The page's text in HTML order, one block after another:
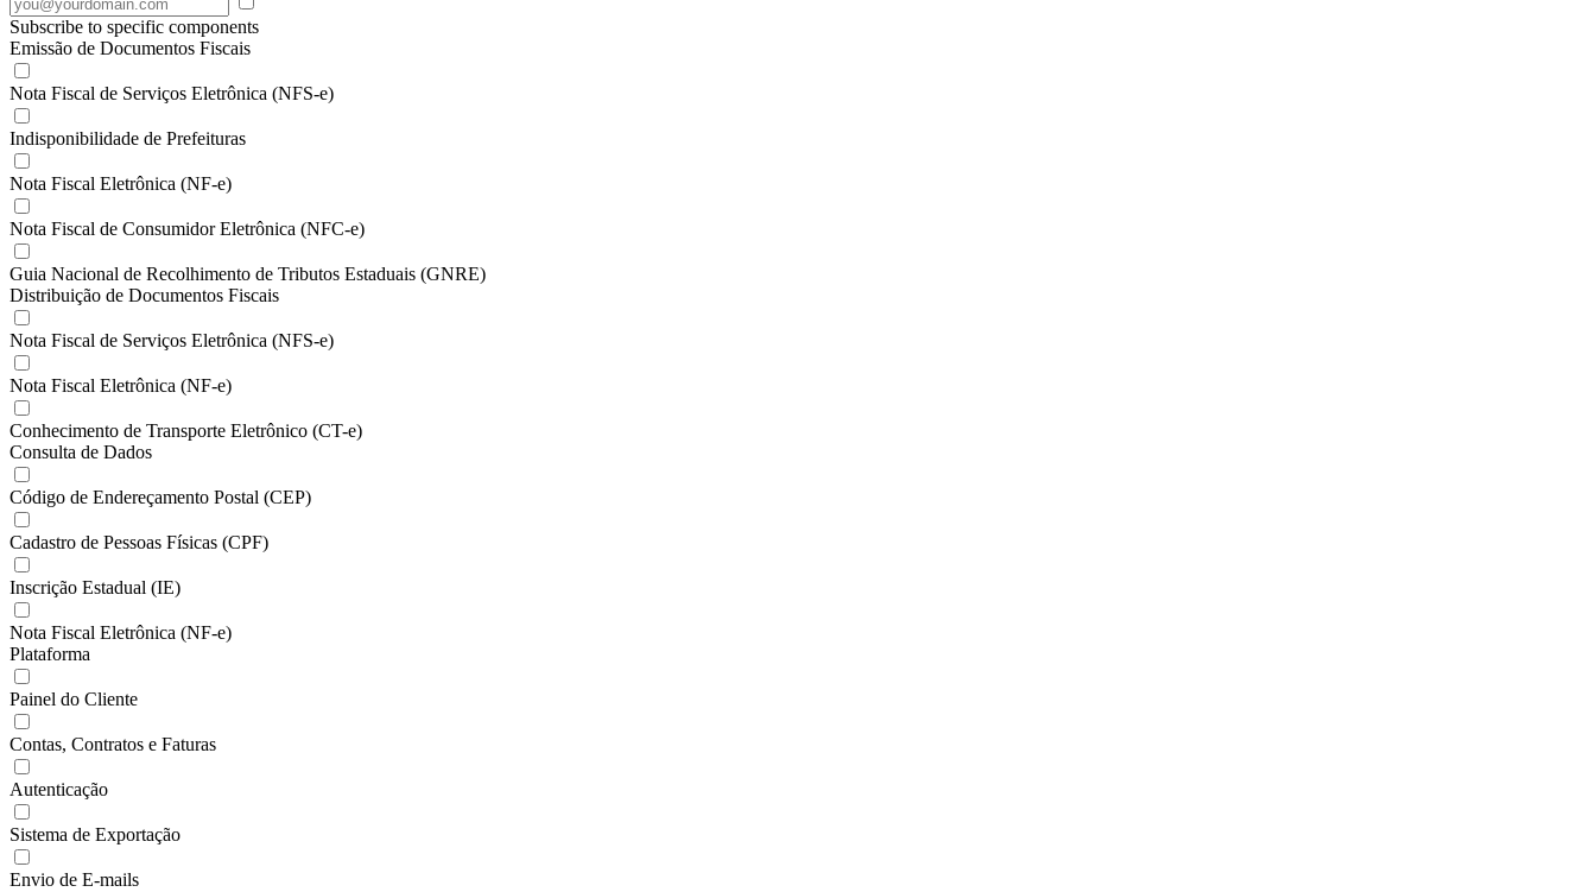
Subscribe to specific components
Emissão de Documentos Fiscais
Nota Fiscal de Serviços Eletrônica (NFS-e)
Indisponibilidade de Prefeituras
Nota Fiscal Eletrônica (NF-e)
Nota Fiscal de Consumidor Eletrônica (NFC-e)
Guia Nacional de Recolhimento de Tributos Estaduais (GNRE)
Distribuição de Documentos Fiscais
Nota Fiscal de Serviços Eletrônica (NFS-e)
Nota Fiscal Eletrônica (NF-e)
Conhecimento de Transporte Eletrônico (CT-e)
Consulta de Dados
Código de Endereçamento Postal (CEP)
Cadastro de Pessoas Físicas (CPF)
Inscrição Estadual (IE)
Nota Fiscal Eletrônica (NF-e)
Plataforma
Painel do Cliente
Contas, Contratos e Faturas
Autenticação
Sistema de Exportação
Envio de E-mails